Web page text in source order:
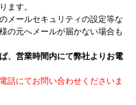
ます。
メールセキュリティの設定等な
の元へメールが届かない場合も
、営業時間内にて弊社よりお電
話にてお問い合わせくださいま